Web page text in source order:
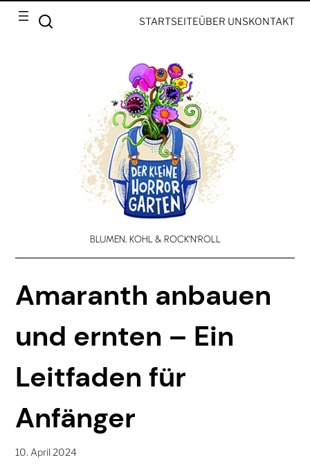
STARTSEITEÜBER UNSKONTAKT
BLUMEN, KOHL & ROCK’N’ROLL
Amaranth anbauen
und ernten – Ein
Leitfaden für
Anfänger
10. April 2024